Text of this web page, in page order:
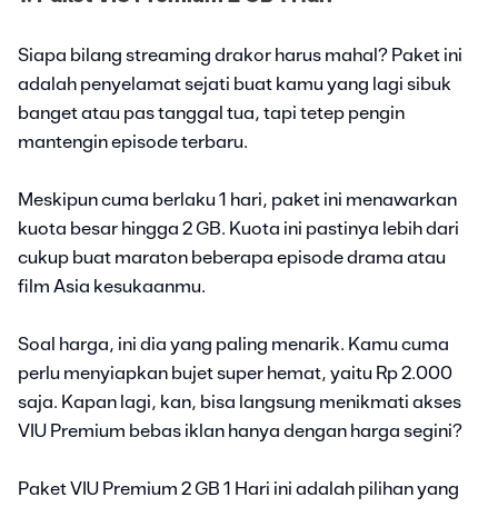
Siapa bilang streaming drakor harus mahal? Paket ini
adalah penyelamat sejati buat kamu yang lagi sibuk
banget atau pas tanggal tua, tapi tetep pengin
mantengin episode terbaru.
Meskipun cuma berlaku 1 hari, paket ini menawarkan
kuota besar hingga 2 GB. Kuota ini pastinya lebih dari
cukup buat maraton beberapa episode drama atau
film Asia kesukaanmu.
Soal harga, ini dia yang paling menarik. Kamu cuma
perlu menyiapkan bujet super hemat, yaitu Rp 2.000
saja. Kapan lagi, kan, bisa langsung menikmati akses
VIU Premium bebas iklan hanya dengan harga segini?
Paket VIU Premium 2 GB 1 Hari ini adalah pilihan yang